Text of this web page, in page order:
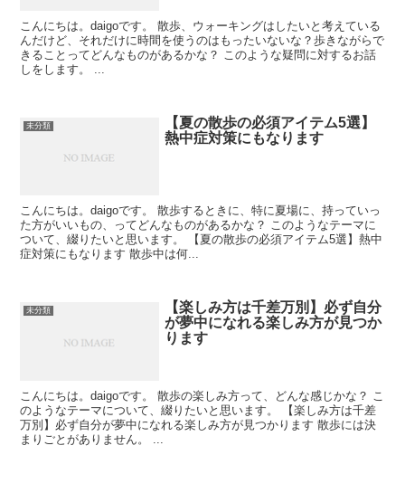
こんにちは。daigoです。 散歩、ウォーキングはしたいと考えている
んだけど、それだけに時間を使うのはもったいないな？歩きながらで
きることってどんなものがあるかな？ このような疑問に対するお話
しをします。 ...
未分類
【夏の散歩の必須アイテム5選】
熱中症対策にもなります
こんにちは。daigoです。 散歩するときに、特に夏場に、持っていっ
た方がいいもの、ってどんなものがあるかな？ このようなテーマに
ついて、綴りたいと思います。 【夏の散歩の必須アイテム5選】熱中
症対策にもなります 散歩中は何...
未分類
【楽しみ方は千差万別】必ず自分
が夢中になれる楽しみ方が見つか
ります
こんにちは。daigoです。 散歩の楽しみ方って、どんな感じかな？ こ
のようなテーマについて、綴りたいと思います。 【楽しみ方は千差
万別】必ず自分が夢中になれる楽しみ方が見つかります 散歩には決
まりごとがありません。 ...